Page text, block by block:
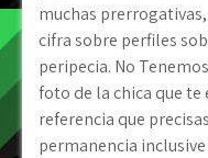
muchas
cifra sobre perfiles
peripecia. No
foto de la chica que te
referencia que
permanencia